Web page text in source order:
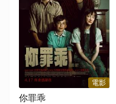
電影
你罪乖